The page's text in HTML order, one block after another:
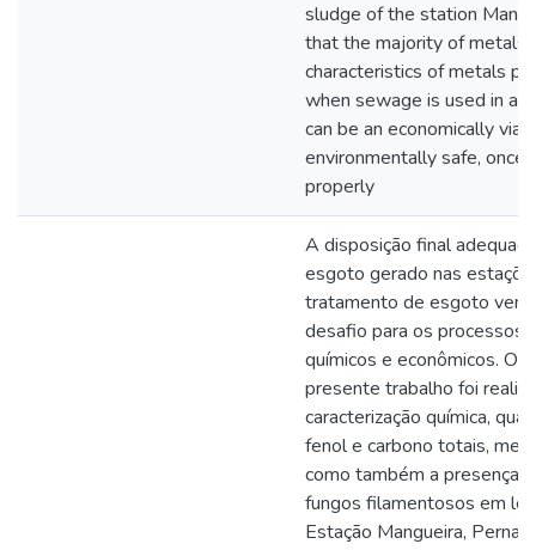
sludge of the station
that the majority of metals
characteristics of metals
when sewage is used in
can be an economically
environmentally safe, once
properly
A disposição final
esgoto gerado nas
tratamento de esgoto vem
desafio para os processos
químicos e econômicos. O
presente trabalho foi
caracterização química,
fenol e carbono totais,
como também a presença
fungos filamentosos em
Estação Mangueira,